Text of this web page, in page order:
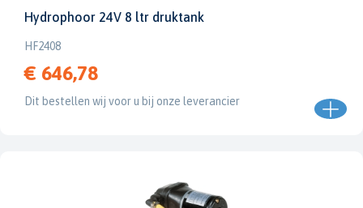
Hydrophoor 24V 8 ltr druktank
HF2408
€ 646,78
Dit bestellen wij voor u bij onze leverancier